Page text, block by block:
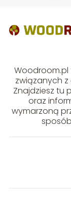
Woodroom.pl
związanych
Znajdziesz tu
oraz
wymarzoną